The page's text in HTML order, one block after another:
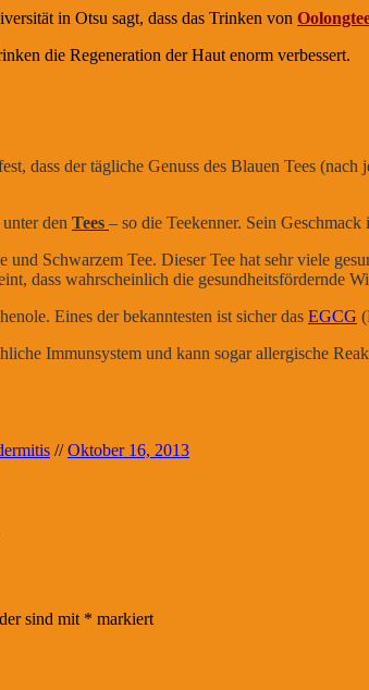
in Otsu sagt, dass das Trinken von
die Regeneration der Haut enorm verbessert.
dass der tägliche Genuss des Blauen Tees (nach
den Tees – so die Teekenner. Sein
und Schwarzem Tee. Dieser Tee hat sehr viele
dass wahrscheinlich die gesundheitsfördernde
. Eines der bekanntesten ist sicher das EGCG
Immunsystem und kann sogar allergische
// Oktober 16, 2013
sind mit * markiert